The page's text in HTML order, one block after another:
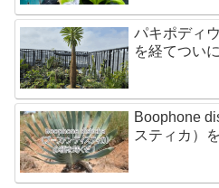
パキポディ
を経てつい
Boophone
スティカ）